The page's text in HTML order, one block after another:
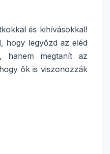
és kihívásokkal!
hogy legyőzd az eléd
hanem megtanít az
ők is viszonozzák